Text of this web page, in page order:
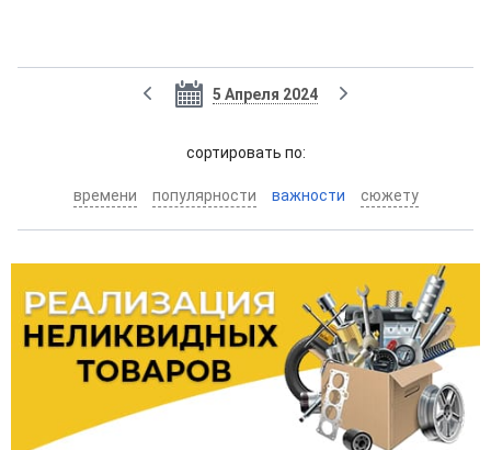
5 Апреля 2024
cортировать по:
времени популярности важности сюжету